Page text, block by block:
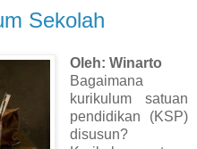
Sekolah
Oleh: Winarto
Bagaimana
kurikulum satuan
pendidikan (KSP)
disusun?